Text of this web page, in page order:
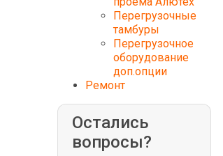
Перегрузочные
тамбуры
Перегрузочное
оборудование
доп.опции
Ремонт
Остались
вопросы?